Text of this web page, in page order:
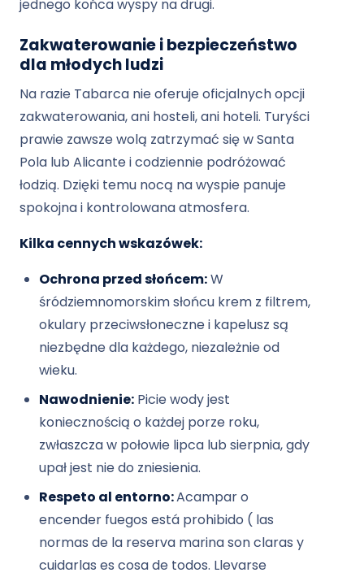
jednego końca wyspy na drugi.
Zakwaterowanie i bezpieczeństwo
dla młodych ludzi
Na razie Tabarca nie oferuje oficjalnych opcji
zakwaterowania, ani hosteli, ani hoteli. Turyści
prawie zawsze wolą zatrzymać się w Santa
Pola lub Alicante i codziennie podróżować
łodzią. Dzięki temu nocą na wyspie panuje
spokojna i kontrolowana atmosfera.
Kilka cennych wskazówek:
Ochrona przed słońcem:W
śródziemnomorskim słońcu krem ​​z filtrem,
okulary przeciwsłoneczne i kapelusz są
niezbędne dla każdego, niezależnie od
wieku.
Nawodnienie: Picie wody jest
koniecznością o każdej porze roku,
zwłaszcza w połowie lipca lub sierpnia, gdy
upał jest nie do zniesienia.
Respeto al entorno:Acampar o
encender fuegos está prohibido ( las
normas de la reserva marina son claras y
cuidarlas es cosa de todos. Llevarse